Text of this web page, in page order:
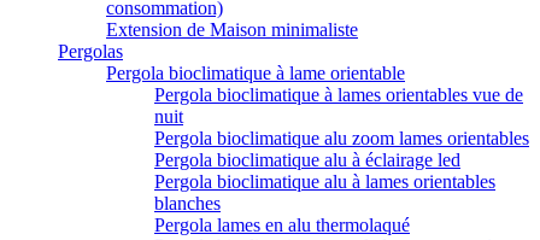
consommation)
Extension de Maison minimaliste
Pergolas
Pergola bioclimatique à lame orientable
Pergola bioclimatique à lames orientables vue de
nuit
Pergola bioclimatique alu zoom lames orientables
Pergola bioclimatique alu à éclairage led
Pergola bioclimatique alu à lames orientables
blanches
Pergola lames en alu thermolaqué